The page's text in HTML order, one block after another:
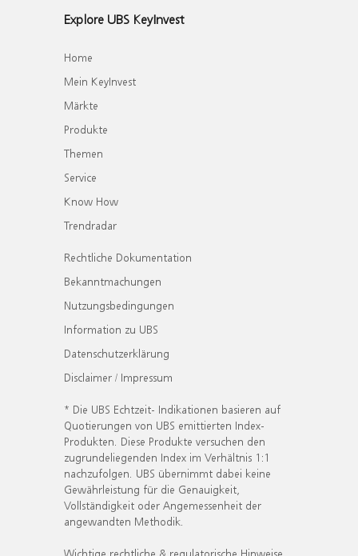
Explore UBS KeyInvest
Home
Mein KeyInvest
Märkte
Produkte
Themen
Service
Know How
Trendradar
Rechtliche Dokumentation
Bekanntmachungen
Nutzungsbedingungen
Information zu UBS
Datenschutzerklärung
Disclaimer / Impressum
* Die UBS Echtzeit- Indikationen basieren auf
Quotierungen von UBS emittierten Index-
Produkten. Diese Produkte versuchen den
zugrundeliegenden Index im Verhältnis 1:1
nachzufolgen. UBS übernimmt dabei keine
Gewährleistung für die Genauigkeit,
Vollständigkeit oder Angemessenheit der
angewandten Methodik.